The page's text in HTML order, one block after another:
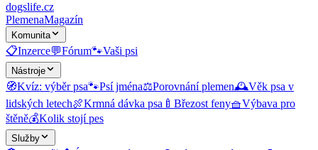
dogslife.cz
PlemenaMagazín
Komunita
📋Inzerce💬Fórum🐾Vaši psi
Nástroje
🧭Kvíz: výběr psa🐾Psí jména⚖️Porovnání plemen🕰️Věk psa v
lidských letech🍖Krmná dávka psa 🍼 Březost feny🧺Výbava pro
štěně💰Kolik stojí pes
Služby